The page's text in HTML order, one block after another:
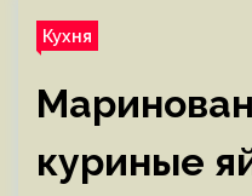
Кухня
куриные